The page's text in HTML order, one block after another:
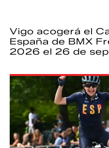
Vigo acogerá el
España de BMX
2026 el 26 de